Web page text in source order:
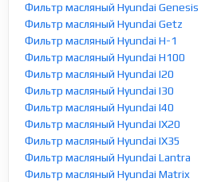
Фильтр масляный Hyundai Genesis
Фильтр масляный Hyundai Getz
Фильтр масляный Hyundai H-1
Фильтр масляный Hyundai H100
Фильтр масляный Hyundai I20
Фильтр масляный Hyundai I30
Фильтр масляный Hyundai I40
Фильтр масляный Hyundai IX20
Фильтр масляный Hyundai IX35
Фильтр масляный Hyundai Lantra
Фильтр масляный Hyundai Matrix